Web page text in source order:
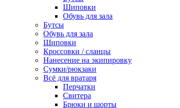
Шиповки
Обувь для зала
Бутсы
Обувь для зала
Шиповки
Кроссовки / сланцы
Нанесение на экипировку
Сумки/рюкзаки
Всё для вратаря
Перчатки
Cвитера
Брюки и шорты